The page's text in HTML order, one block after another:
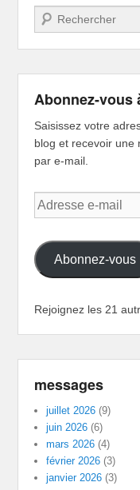
Recherche
Abonnez-vous
Saisissez votre
blog et recevoir une
par e-mail.
Adresse
e-
Abonnez-vous
Rejoignez les 21
messages
juillet 2026 (9)
juin 2026 (6)
mars 2026 (4)
février 2026 (3)
janvier 2026 (3)